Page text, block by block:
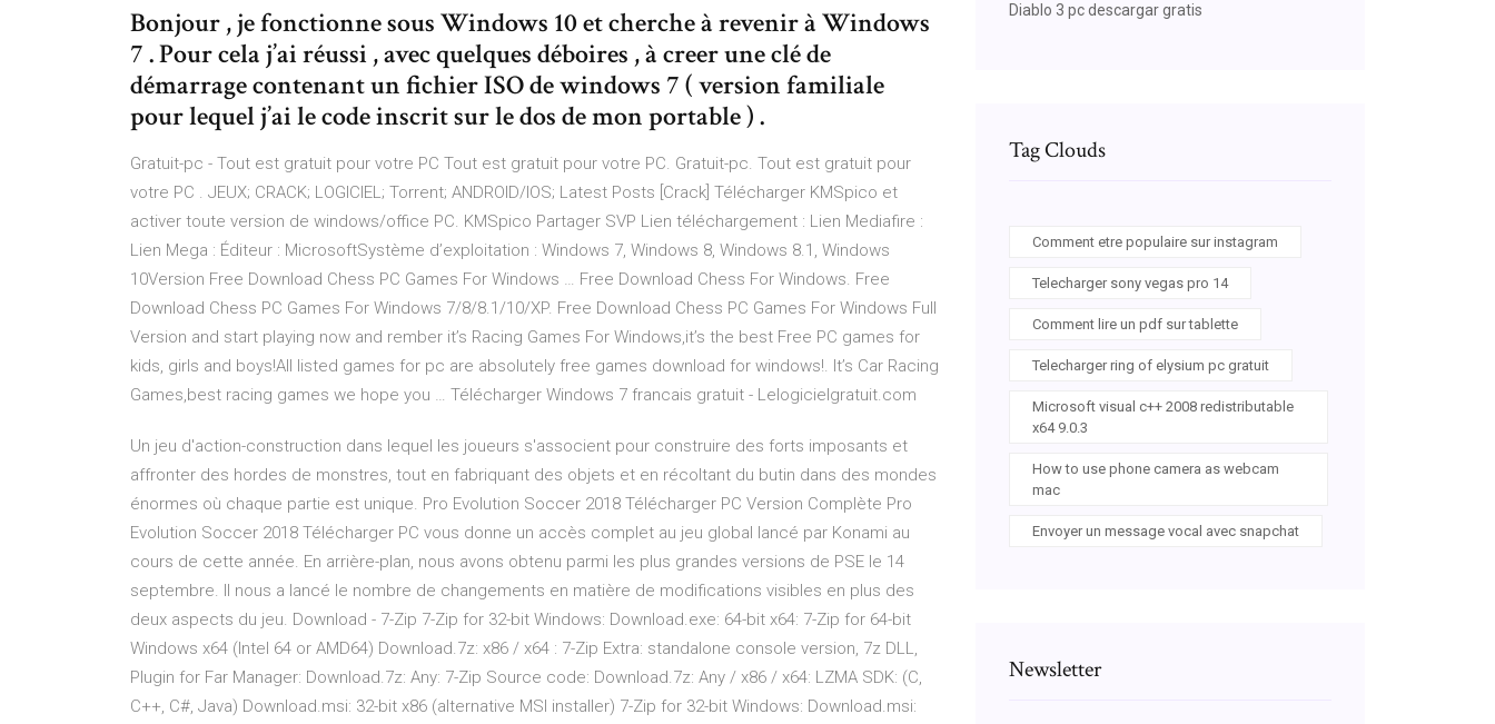
Bonjour , je fonctionne sous Windows 10 et cherche à revenir à Windows
7 . Pour cela j’ai réussi , avec quelques déboires , à creer une clé de
démarrage contenant un fichier ISO de windows 7 ( version familiale
pour lequel j’ai le code inscrit sur le dos de mon portable ) .
Gratuit-pc - Tout est gratuit pour votre PC Tout est gratuit pour votre PC. Gratuit-pc. Tout est gratuit pour
votre PC . JEUX; CRACK; LOGICIEL; Torrent; ANDROID/IOS; Latest Posts [Crack] Télécharger KMSpico et
activer toute version de windows/office PC. KMSpico Partager SVP Lien téléchargement : Lien Mediafire :
Lien Mega : Éditeur : MicrosoftSystème d’exploitation : Windows 7, Windows 8, Windows 8.1, Windows
10Version Free Download Chess PC Games For Windows … Free Download Chess For Windows. Free
Download Chess PC Games For Windows 7/8/8.1/10/XP. Free Download Chess PC Games For Windows Full
Version and start playing now and rember it’s Racing Games For Windows,it’s the best Free PC games for
kids, girls and boys!All listed games for pc are absolutely free games download for windows!. It’s Car Racing
Games,best racing games we hope you … Télécharger Windows 7 francais gratuit - Lelogicielgratuit.com
Un jeu d'action-construction dans lequel les joueurs s'associent pour construire des forts imposants et
affronter des hordes de monstres, tout en fabriquant des objets et en récoltant du butin dans des mondes
énormes où chaque partie est unique. Pro Evolution Soccer 2018 Télécharger PC Version Complète Pro
Evolution Soccer 2018 Télécharger PC vous donne un accès complet au jeu global lancé par Konami au
cours de cette année. En arrière-plan, nous avons obtenu parmi les plus grandes versions de PSE le 14
septembre. Il nous a lancé le nombre de changements en matière de modifications visibles en plus des
deux aspects du jeu. Download - 7-Zip 7-Zip for 32-bit Windows: Download.exe: 64-bit x64: 7-Zip for 64-bit
Windows x64 (Intel 64 or AMD64) Download.7z: x86 / x64 : 7-Zip Extra: standalone console version, 7z DLL,
Plugin for Far Manager: Download.7z: Any: 7-Zip Source code: Download.7z: Any / x86 / x64: LZMA SDK: (C,
C++, C#, Java) Download.msi: 32-bit x86 (alternative MSI installer) 7-Zip for 32-bit Windows: Download.msi:
Diablo 3 pc descargar gratis
Tag Clouds
Comment etre populaire sur instagram
Telecharger sony vegas pro 14
Comment lire un pdf sur tablette
Telecharger ring of elysium pc gratuit
Microsoft visual c++ 2008 redistributable
x64 9.0.3
How to use phone camera as webcam
mac
Envoyer un message vocal avec snapchat
Newsletter